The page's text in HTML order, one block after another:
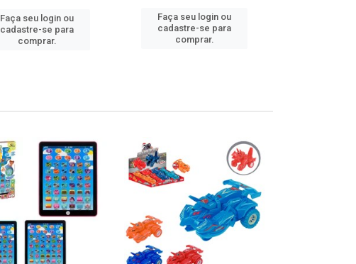
Faça seu login ou
cadastre-se para
comprar.
Faça seu login ou
cadastre-se para
comprar.